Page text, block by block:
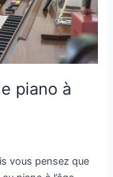
piano à
vous pensez que